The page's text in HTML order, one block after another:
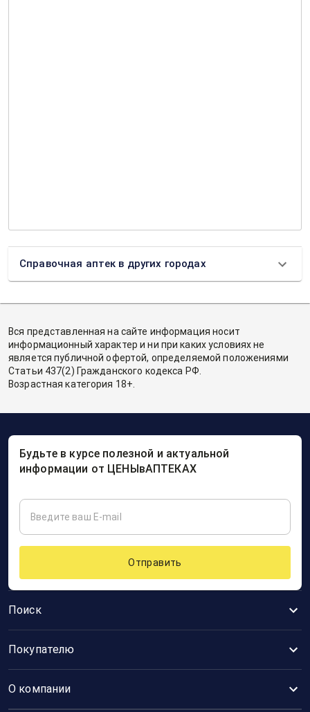
Справочная аптек в других городах
Вся представленная на сайте информация носит
информационный характер и ни при каких условиях не
является публичной офертой, определяемой положениями
Статьи 437(2) Гражданского кодекса РФ.
Возрастная категория 18+.
Поиск
Покупателю
О компании
Будьте в курсе полезной и актуальной
информации от ЦЕНЫвАПТЕКАХ
Отправить